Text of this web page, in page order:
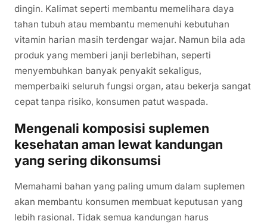
dingin. Kalimat seperti membantu memelihara daya
tahan tubuh atau membantu memenuhi kebutuhan
vitamin harian masih terdengar wajar. Namun bila ada
produk yang memberi janji berlebihan, seperti
menyembuhkan banyak penyakit sekaligus,
memperbaiki seluruh fungsi organ, atau bekerja sangat
cepat tanpa risiko, konsumen patut waspada.
Mengenali komposisi suplemen
kesehatan aman lewat kandungan
yang sering dikonsumsi
Memahami bahan yang paling umum dalam suplemen
akan membantu konsumen membuat keputusan yang
lebih rasional. Tidak semua kandungan harus